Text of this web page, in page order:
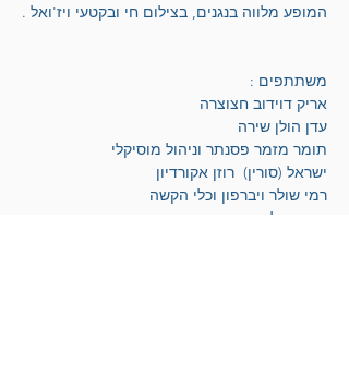
המופע מלווה בנגנים, בצילום חי ובקטעי ויז'ואל .
משתתפים :
אריק דוידוב חצוצרה
עדן הולן שירה
תומר מזמר פסנתר וניהול מוסיקלי
ישראל (סורין)  רוזן אקורדיון
רמי שולר ויברפון וכלי הקשה
אריק פולקובסקי גיטרה